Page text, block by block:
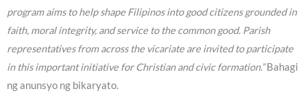
program aims to help shape Filipinos into good citizens grounded in
faith, moral integrity, and service to the common good. Parish
representatives from across the vicariate are invited to participate
in this important initiative for Christian and civic formation.”Bahagi
ng anunsyo ng bikaryato.